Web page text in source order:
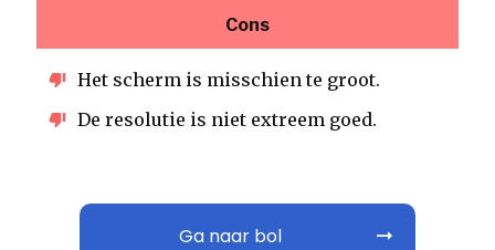
Cons
Het scherm is misschien te groot.
De resolutie is niet extreem goed.
Ga naar bol